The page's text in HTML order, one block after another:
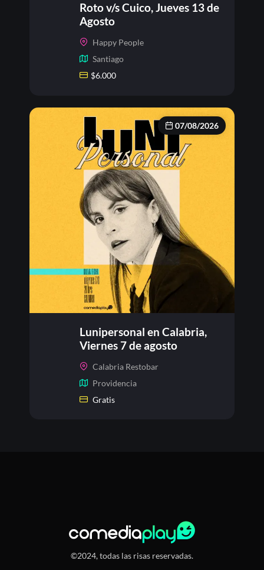
Roto v/s Cuico, Jueves 13 de
Agosto
Happy People
Santiago
$6.000
07/08/2026
Lunipersonal en Calabria,
Viernes 7 de agosto
Calabria Restobar
Providencia
Gratis
©2024, todas las risas reservadas.